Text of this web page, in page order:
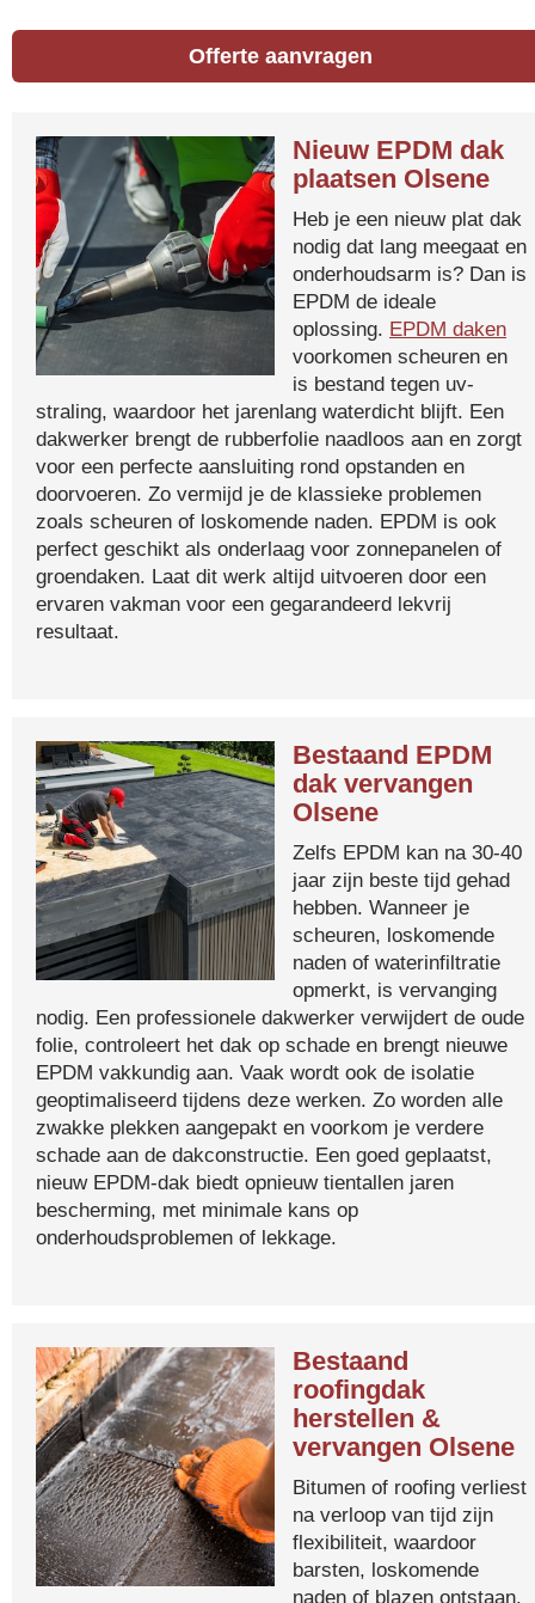
Offerte aanvragen
Nieuw EPDM dak
plaatsen Olsene
Heb je een nieuw plat dak
nodig dat lang meegaat en
onderhoudsarm is? Dan is
EPDM de ideale
oplossing. EPDM daken
voorkomen scheuren en
is bestand tegen uv-
straling, waardoor het jarenlang waterdicht blijft. Een
dakwerker brengt de rubberfolie naadloos aan en zorgt
voor een perfecte aansluiting rond opstanden en
doorvoeren. Zo vermijd je de klassieke problemen
zoals scheuren of loskomende naden. EPDM is ook
perfect geschikt als onderlaag voor zonnepanelen of
groendaken. Laat dit werk altijd uitvoeren door een
ervaren vakman voor een gegarandeerd lekvrij
resultaat.
Bestaand EPDM
dak vervangen
Olsene
Zelfs EPDM kan na 30-40
jaar zijn beste tijd gehad
hebben. Wanneer je
scheuren, loskomende
naden of waterinfiltratie
opmerkt, is vervanging
nodig. Een professionele dakwerker verwijdert de oude
folie, controleert het dak op schade en brengt nieuwe
EPDM vakkundig aan. Vaak wordt ook de isolatie
geoptimaliseerd tijdens deze werken. Zo worden alle
zwakke plekken aangepakt en voorkom je verdere
schade aan de dakconstructie. Een goed geplaatst,
nieuw EPDM-dak biedt opnieuw tientallen jaren
bescherming, met minimale kans op
onderhoudsproblemen of lekkage.
Bestaand
roofingdak
herstellen &
vervangen Olsene
Bitumen of roofing verliest
na verloop van tijd zijn
flexibiliteit, waardoor
barsten, loskomende
naden of blazen ontstaan.